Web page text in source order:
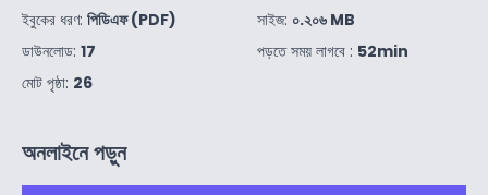
ইবুকের ধরণ: পিডিএফ (PDF)
ডাউনলোড: 17
মোট পৃষ্ঠা: 26
সাইজ: ০.২০৬ MB
পড়তে সময় লাগবে : 52min
অনলাইনে পড়ুন